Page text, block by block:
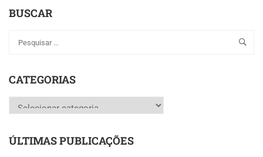
BUSCAR
CATEGORIAS
Categorias
ÚLTIMAS PUBLICAÇÕES